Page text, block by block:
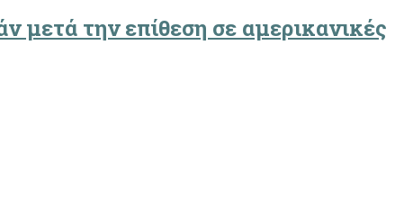
μετά την επίθεση σε αμερικανικές